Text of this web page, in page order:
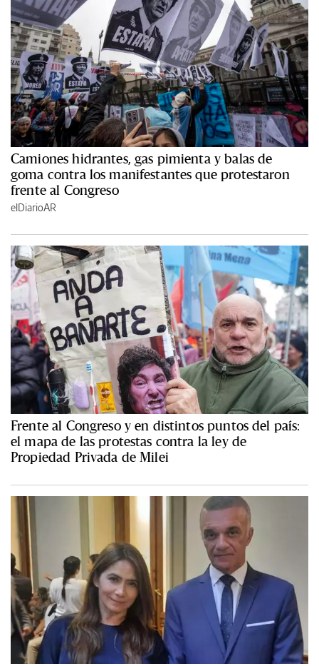
Camiones hidrantes, gas pimienta y balas de
goma contra los manifestantes que protestaron
frente al Congreso
elDiarioAR
Frente al Congreso y en distintos puntos del país:
el mapa de las protestas contra la ley de
Propiedad Privada de Milei